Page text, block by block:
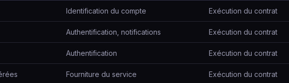
Identification du compte Exécution du contrat
Authentification, notifications Exécution du contrat
Authentification Exécution du contrat
Fourniture du service Exécution du contrat